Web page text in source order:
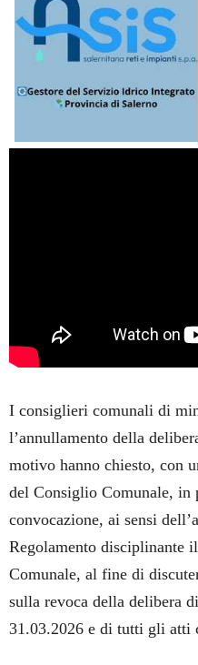
I consiglieri comunali di
l’annullamento della
motivo hanno chiesto, con
del Consiglio Comunale, in
convocazione, ai sensi
Regolamento disciplinante
Comunale, al fine di
sulla revoca della delibera
31.03.2026 e di tutti gli atti